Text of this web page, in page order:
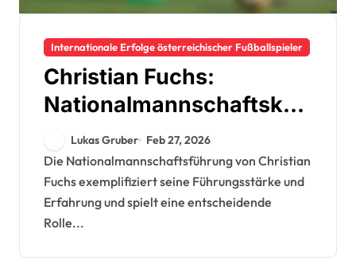
Internationale Erfolge österreichischer Fußballspieler
Christian Fuchs:
Nationalmannschaftskap
itän, Turnierteilnahmen,
Führung
Lukas Gruber Feb 27, 2026
Die Nationalmannschaftsführung von Christian
Fuchs exemplifiziert seine Führungsstärke und
Erfahrung und spielt eine entscheidende
Rolle...